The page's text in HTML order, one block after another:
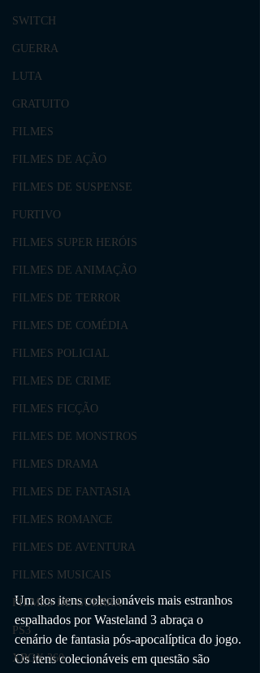
SWITCH
GUERRA
LUTA
GRATUITO
FILMES
FILMES DE AÇÃO
FILMES DE SUSPENSE
FURTIVO
FILMES SUPER HERÓIS
FILMES DE ANIMAÇÃO
FILMES DE TERROR
FILMES DE COMÉDIA
FILMES POLICIAL
FILMES DE CRIME
FILMES FICÇÃO
FILMES DE MONSTROS
FILMES DRAMA
FILMES DE FANTASIA
FILMES ROMANCE
FILMES DE AVENTURA
FILMES MUSICAIS
FILMES DE GUERRA
PS3
XBOX 360
Um dos itens colecionáveis ​​mais estranhos
espalhados por Wasteland 3 abraça o
cenário de fantasia pós-apocalíptica do jogo.
Os itens colecionáveis ​​em questão são